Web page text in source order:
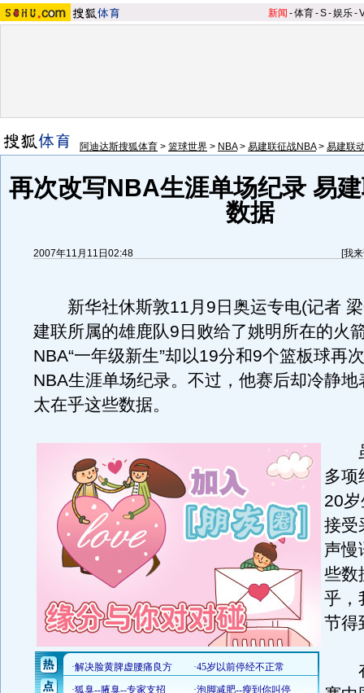
新闻 -体育-S-娱乐-
阿迪达斯搜狐体育 > 篮球世界 > NBA> 易建联征战NBA> 易建联
再次改写NBA生涯单场纪录 易
数据
2007年11月11日02:48 [我
新华社休斯敦11月9日奥运专电(记者 梁
建联所属的雄鹿队9日败给了姚明所在的火
NBA“一年级新生”却以19分和9个篮板球再
NBA生涯单场纪录。不过，他赛后却冷静
太在乎这些数据。
虽
多项
20
接受
声慢
些数
乎，
节得
在